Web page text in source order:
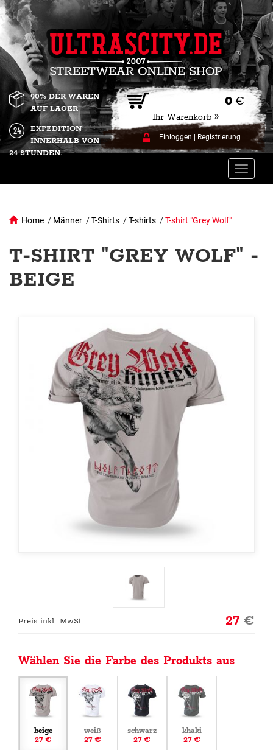
0 €
Ihr Warenkorb »
Einloggen Registrierung
90% DER WAREN
AUF LAGER
EXPEDITION
INNERHALB VON
24 STUNDEN.
Toggle
Home / Männer /T-Shirts /T-shirts /T-shirt "Grey Wolf"
T-SHIRT "GREY WOLF" -
BEIGE
Preis inkl. MwSt. 27€
Wählen Sie die Farbe des Produkts aus
beige
27 €
weiß
27 €
schwarz
27 €
khaki
27 €